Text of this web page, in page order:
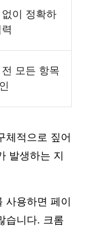
이 정확하
모든 항목
체적으로 짚어
발생하는 지
용하면 페이
습니다. 크롬